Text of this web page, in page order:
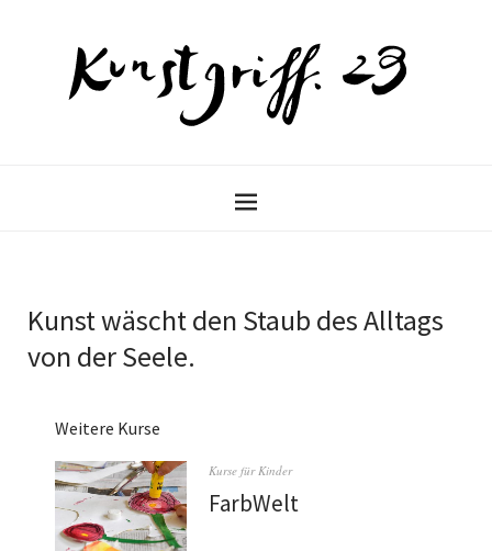
Kunst wäscht den Staub des Alltags
von der Seele.
Weitere Kurse
Kurse für Kinder
FarbWelt